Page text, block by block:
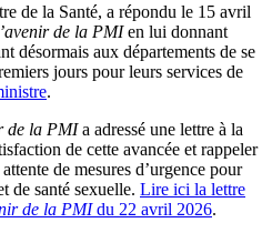
de la Santé, a répondu le 15 avril
de la PMIen lui donnant
désormais aux départements de se
jours pour leurs services de
.
de la PMIa adressé une lettre à la
de cette avancée et rappeler
de mesures d’urgence pour
de santé sexuelle. Lire ici la lettre
de la PMIdu 22 avril 2026.